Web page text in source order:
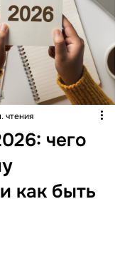
чего
как быть
чтения